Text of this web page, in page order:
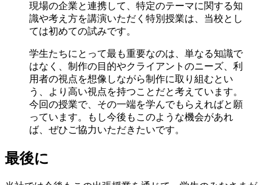
現場の企業と連携して、特定のテーマに関する知
識や考え方を講演いただく特別授業は、当校とし
ては初めての試みです。
学生たちにとって最も重要なのは、単なる知識で
はなく、制作の目的やクライアントのニーズ、利
用者の視点を想像しながら制作に取り組むとい
う、より高い視点を持つことだと考えています。
今回の授業で、その一端を学んでもらえればと願
っています。もし今後もこのような機会があれ
ば、ぜひご協力いただきたいです。
最後に